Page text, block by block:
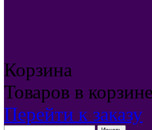
Корзина
Товаров в
Перейти к заказу